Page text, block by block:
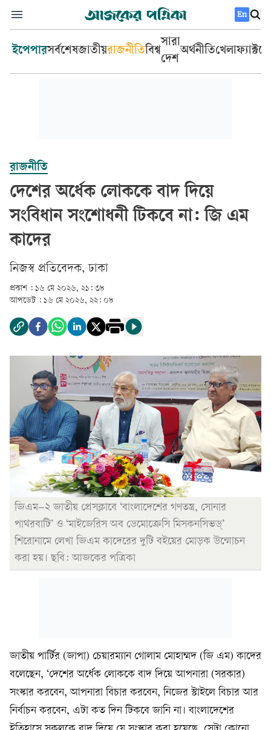
En
ইপেপারসর্বশেষজাতীয়রাজনীতিবিশ্ব
সারা
দেশ
অর্থনীতিখেলা
রাজনীতি
দেশের অর্ধেক লোককে বাদ দিয়ে
সংবিধান সংশোধনী টিকবে না: জি এম
কাদের
‎নিজস্ব প্রতিবেদক, ঢাকা‎
প্রকাশ : ১৬ মে ২০২৬, ২১: ৩৮
আপডেট : ১৬ মে ২০২৬, ২২: ০৮
জিএম–২ জাতীয় প্রেসক্লাবে ‘বাংলাদেশের গণতন্ত্র, সোনার
পাথরবাটি’ ও ‘মাইজেরিস অব ডেমোক্রেসি মিসকনসিভড্’
শিরোনামে লেখা জিএম কাদেরের দুটি বইয়ের মোড়ক উন্মোচন
করা হয়। ছবি: আজকের পত্রিকা
জাতীয় পার্টির (জাপা) চেয়ারম্যান গোলাম মোহাম্মদ (জি এম) কাদের
বলেছেন, ‘দেশের অর্ধেক লোককে বাদ দিয়ে আপনারা (সরকার)
সংস্কার করবেন, আপনারা বিচার করবেন, নিজের স্টাইলে বিচার আর
নির্বাচন করবেন, এটা কত দিন টিকবে জানি না। বাংলাদেশের